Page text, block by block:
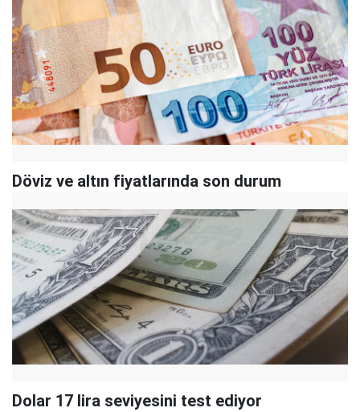
Döviz ve altın fiyatlarında son durum
Dolar 17 lira seviyesini test ediyor